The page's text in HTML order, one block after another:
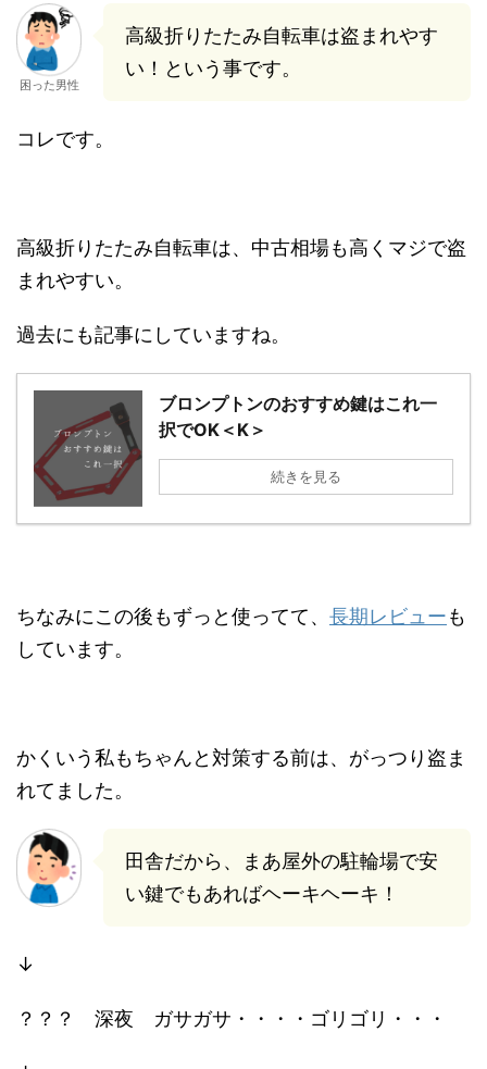
困った男性
高級折りたたみ自転車は盗まれやす
い！という事です。
コレです。
高級折りたたみ自転車は、中古相場も高くマジで盗
まれやすい。
過去にも記事にしていますね。
ブロンプトンのおすすめ鍵はこれ一
択でOK＜K＞
続きを見る
ちなみにこの後もずっと使ってて、 長期レビューも
しています。
かくいう私もちゃんと対策する前は、がっつり盗ま
れてました。
田舎だから、まあ屋外の駐輪場で安
い鍵でもあればヘーキヘーキ！
↓
？？？ 深夜 ガサガサ・・・・ゴリゴリ・・・